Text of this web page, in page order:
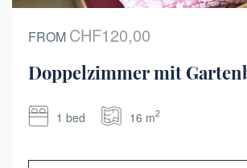
FROM CHF120,00
Doppelzimmer mit
1 bed 16 m2